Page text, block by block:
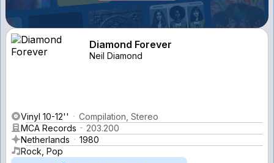
Diamond Forever
Neil Diamond
Vinyl 10-12''
Compilation, Stereo
MCA Records
203.200
Netherlands
1980
Rock, Pop